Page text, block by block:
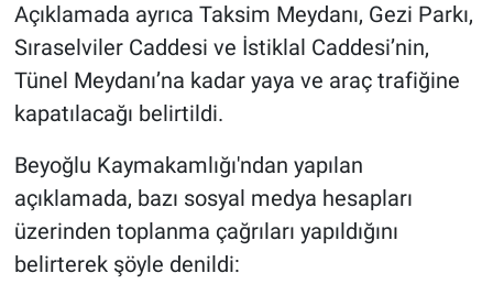
Açıklamada ayrıca Taksim Meydanı, Gezi Parkı,
Sıraselviler Caddesi ve İstiklal Caddesi’nin,
Tünel Meydanı’na kadar yaya ve araç trafiğine
kapatılacağı belirtildi.
Beyoğlu Kaymakamlığı'ndan yapılan
açıklamada, bazı sosyal medya hesapları
üzerinden toplanma çağrıları yapıldığını
belirterek şöyle denildi:
Koronavirüs
Kültür Sanat
Nedir
Popüler